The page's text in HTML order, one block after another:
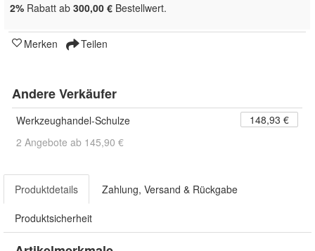
2% Rabatt ab 300,00 € Bestellwert.
Merken Teilen
Andere Verkäufer
Werkzeughandel-Schulze
148,93 €
2 Angebote ab 145,90 €
Produktdetails Zahlung, Versand & Rückgabe
Produktsicherheit